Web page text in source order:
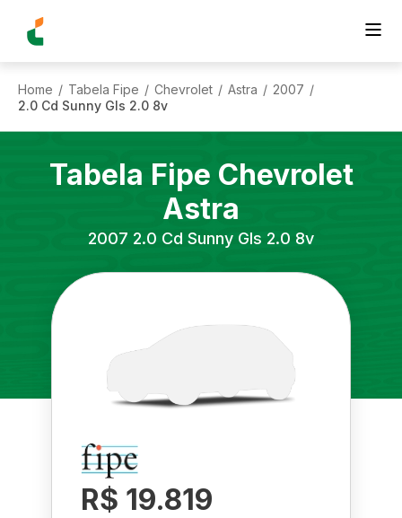
Home / Tabela Fipe / Chevrolet / Astra / 2007 /
2.0 Cd Sunny Gls 2.0 8v
Tabela Fipe Chevrolet
Astra
2007 2.0 Cd Sunny Gls 2.0 8v
R$ 19.819